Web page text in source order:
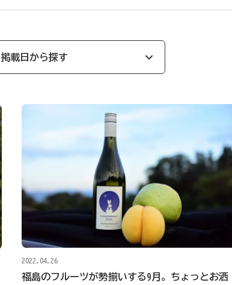
掲載日から探す
2022.04.26
福島のフルーツが勢揃いする9月。ちょっとお洒